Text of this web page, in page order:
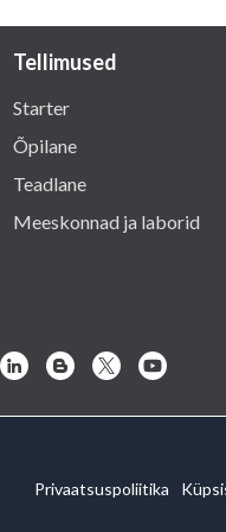
Tellimused
Starter
Õpilane
Teadlane
Meeskonnad ja laborid
Privaatsuspoliitika